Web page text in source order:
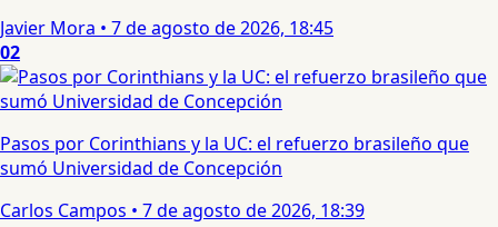
Javier Mora • 7 de agosto de 2026, 18:45
02
Pasos por Corinthians y la UC: el refuerzo brasileño que
sumó Universidad de Concepción
Carlos Campos • 7 de agosto de 2026, 18:39